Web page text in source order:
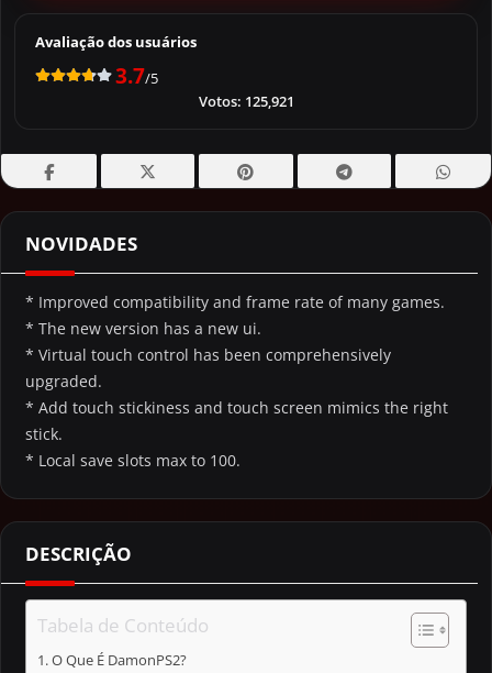
Avaliação dos usuários
3.7/5
Votos: 125,921
NOVIDADES
* Improved compatibility and frame rate of many games.
* The new version has a new ui.
* Virtual touch control has been comprehensively
upgraded.
* Add touch stickiness and touch screen mimics the right
stick.
* Local save slots max to 100.
DESCRIÇÃO
Tabela de Conteúdo
O Que É DamonPS2?